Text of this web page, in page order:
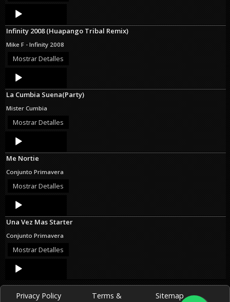
Audio
Player
Infinity 2008 (Huapango Tribal Remix)
Mike F - Infinity 2008
Mostrar Detalles
Audio
Player
La Cumbia Suena(Party)
Mister Cumbia
Mostrar Detalles
Audio
Player
Me Nortie
Conjunto Primavera
Mostrar Detalles
Audio
Player
Una Vez Mas Starter
Conjunto Primavera
Mostrar Detalles
Audio
Player
Privacy Policy
Terms &
Sitemap